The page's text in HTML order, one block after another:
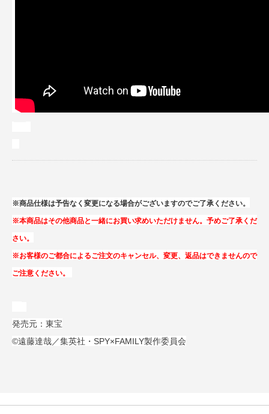
※商品仕様は予告なく変更になる場合がございますのでご了承ください。
※本商品はその他商品と一緒にお買い求めいただけません。予めご了承くだ
さい。
※お客様のご都合によるご注文のキャンセル、変更、返品はできませんので
ご注意ください。
発売元：東宝
©遠藤達哉／集英社・SPY×FAMILY製作委員会